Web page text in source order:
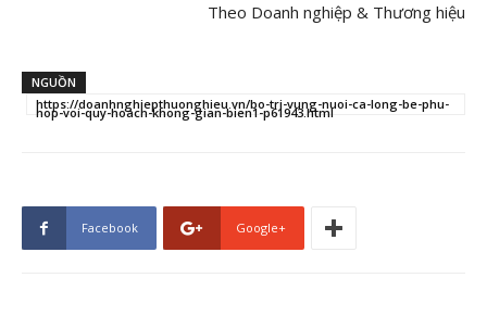
Theo Doanh nghiệp & Thương hiệu
NGUỒN
https://doanhnghiepthuonghieu.vn/bo-tri-vung-nuoi-ca-long-be-phu-
hop-voi-quy-hoach-khong-gian-bien1-p61943.html
Facebook Google+